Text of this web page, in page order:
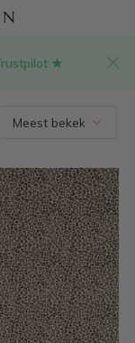
★
stof voor rok